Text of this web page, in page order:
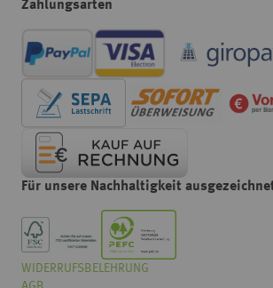
WIDERRUFSBELEHRUNG
Zahlungsarten
Für unsere Nachhaltigkeit
Wie würden Sie unseren Onlineshop
Wählen